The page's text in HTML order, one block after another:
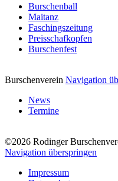
Burschenball
Maitanz
Faschingszeitung
Preisschafkopfen
Burschenfest
Burschenverein Navigation
News
Termine
©2026 Rodinger
Navigation überspringen
Impressum